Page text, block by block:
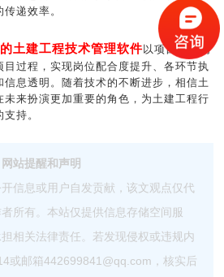
递效率。
土建工程技术管理软件以项目生命周
过程，实现岗位配合度提升、各环节执
息透明。随着技术的不断进步，相信土
来扮演更加重要的角色，为土建工程行
支持。
网站提醒和声明
信息或用户自发贡献，该文观点仅代
所有。本站仅提供信息存储空间服
相关法律责任。若发现侵权或违规内
或邮箱442699841@qq.com，核实后